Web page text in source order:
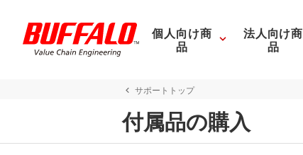
個人向け商
品
法人向け商
品
サポートトップ
付属品の購入